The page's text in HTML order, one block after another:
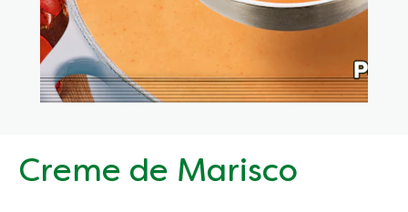
Creme de Marisco